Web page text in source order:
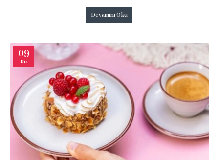
Devamını Oku
09
Nis